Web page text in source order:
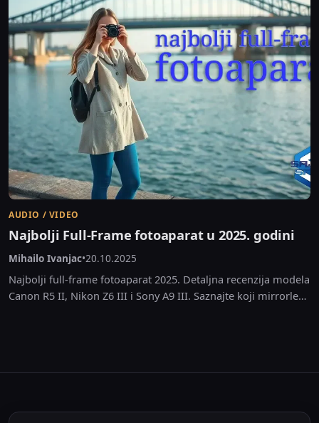
AUDIO / VIDEO
Najbolji Full-Frame fotoaparat u 2025. godini
Mihailo Ivanjac•20.10.2025
Najbolji full-frame fotoaparat 2025. Detaljna recenzija modela
Canon R5 II, Nikon Z6 III i Sony A9 III. Saznajte koji mirrorless